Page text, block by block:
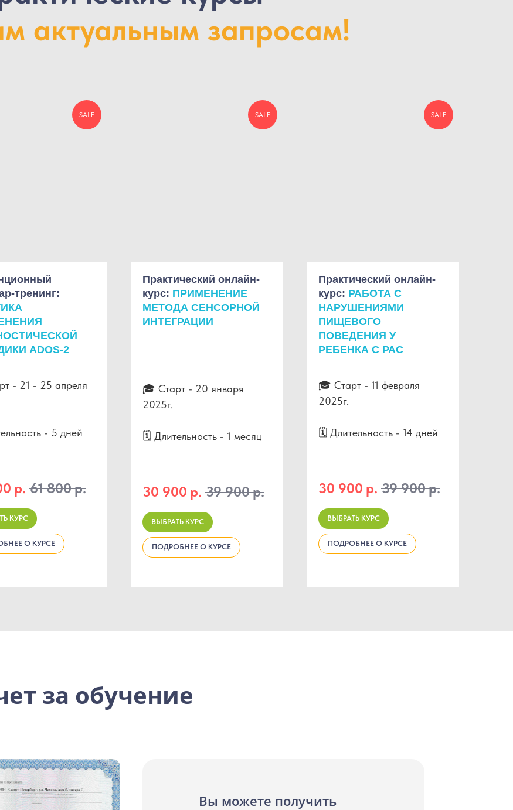
актуальным запросам!
SALE
тренинг:
ADOS-2
- 21 - 25 апреля
- 5 дней
р. 61 800р.
КУРС
О КУРСЕ
SALE
Практический онлайн-
курс: ПРИМЕНЕНИЕ
МЕТОДА СЕНСОРНОЙ
ИНТЕГРАЦИИ
🎓 Старт - 20 января
2025г.
🗓 Длительность - 1 месяц
30 900 р. 39 900р.
ВЫБРАТЬ КУРС
ПОДРОБНЕЕ О КУРСЕ
SALE
Практический онлайн-
курс: РАБОТА С
НАРУШЕНИЯМИ
ПИЩЕВОГО
ПОВЕДЕНИЯ У
РЕБЕНКА С РАС
🎓 Старт - 11 февраля
2025г.
🗓 Длительность - 14 дней
30 900 р. 39 900р.
ВЫБРАТЬ КУРС
ПОДРОБНЕЕ О КУРСЕ
за обучение
Вы можете получить